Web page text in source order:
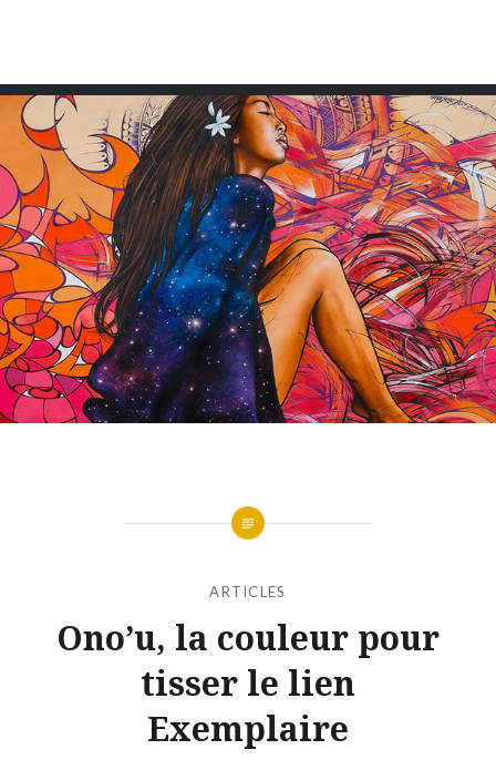
ARTICLES
Ono’u, la couleur pour
tisser le lien
Exemplaire